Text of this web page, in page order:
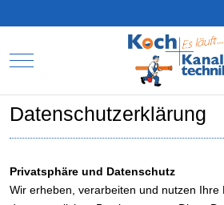
Mobile Menu Toggle
Datenschutzerklärung
Privatsphäre und Datenschutz
Wir erheben, verarbeiten und nutzen Ihre